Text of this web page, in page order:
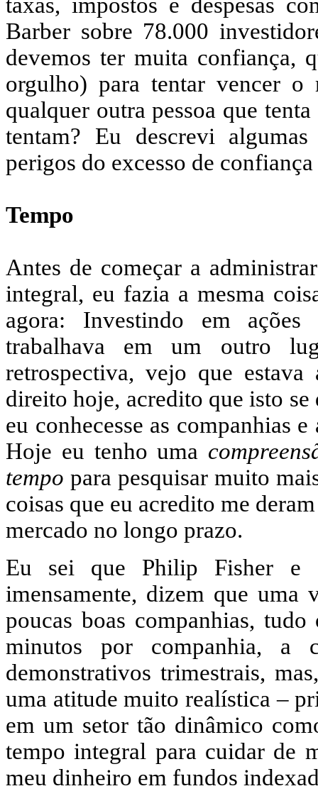
Barber sobre 78.000
devemos ter muita confiança,
orgulho) para tentar vencer o
qualquer outra pessoa que
tentam? Eu descrevi
perigos do excesso de
Tempo
Antes de começar a
integral, eu fazia a mesma
agora: Investindo em ações
trabalhava em um outro
retrospectiva, vejo que estava
direito hoje, acredito que isto
eu conhecesse as companhias
Hoje eu tenho uma
tempo para pesquisar muito
coisas que eu acredito me
mercado no longo prazo.
Eu sei que Philip Fisher e
imensamente, dizem que uma
poucas boas companhias,
minutos por companhia, a
demonstrativos trimestrais,
uma atitude muito realística –
em um setor tão dinâmico
tempo integral para cuidar de
meu dinheiro em fundos